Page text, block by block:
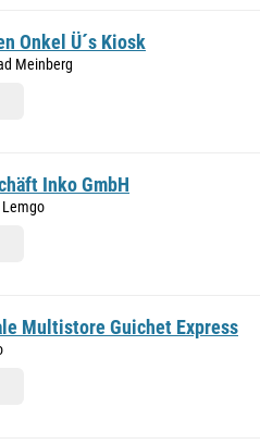
Onkel Ü´s Kiosk
Meinberg
Inko GmbH
Lemgo
Multistore Guichet Express